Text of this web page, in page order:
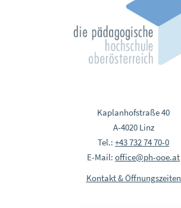
Kaplanhofstraße 40
A-4020 Linz
Tel.: +43 732 74 70-0
E-Mail: office@ph-ooe.at
Kontakt & Öffnungszeiten